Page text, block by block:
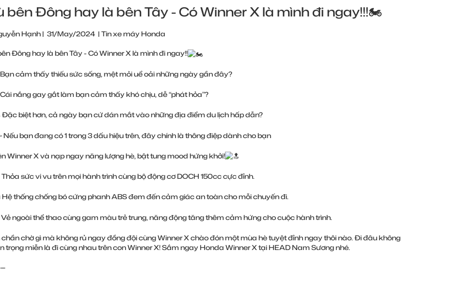
bên Đông hay là bên Tây - Có Winner X là mình đi ngay!!!🏍
Hạnh | 31/May/2024 | Tin xe máy Honda
Đông hay là bên Tây - Có Winner X là mình đi ngay!!
Bạn cảm thấy thiếu sức sống, mệt mỏi uể oải những ngày gần đây?
Cái nắng gay gắt làm bạn cảm thấy khó chịu, dễ “phát hỏa”?
Đặc biệt hơn, cả ngày bạn cứ dán mắt vào những địa điểm du lịch hấp dẫn?
Nếu bạn đang có 1 trong 3 dấu hiệu trên, đây chính là thông điệp dành cho bạn
Winner X và nạp ngay năng lượng hè, bật tung mood hứng khởi!
Thỏa sức vi vu trên mọi hành trình cùng bộ động cơ DOCH 150cc cực đỉnh.
Hệ thống chống bó cứng phanh ABS đem đến cảm giác an toàn cho mỗi chuyến đi.
Vẻ ngoài thể thao cùng gam màu trẻ trung, năng động tăng thêm cảm hứng cho cuộc hành trình.
chần chờ gì mà không rủ ngay đồng đội cùng Winner X chào đón một mùa hè tuyệt đỉnh ngay thôi nào. Đi đâu không
trọng miễn là đi cùng nhau trên con Winner X! Sắm ngay Honda Winner X tại HEAD Nam Sương nhé.